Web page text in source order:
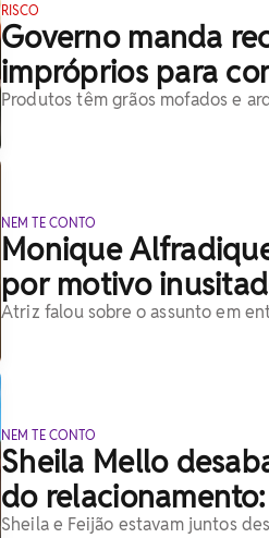
RISCO
Governo manda
impróprios para
Produtos têm grãos mofados e
NEM TE CONTO
Monique
por motivo
Atriz falou sobre o assunto em
NEM TE CONTO
Sheila Mello
do
Sheila e Feijão estavam juntos